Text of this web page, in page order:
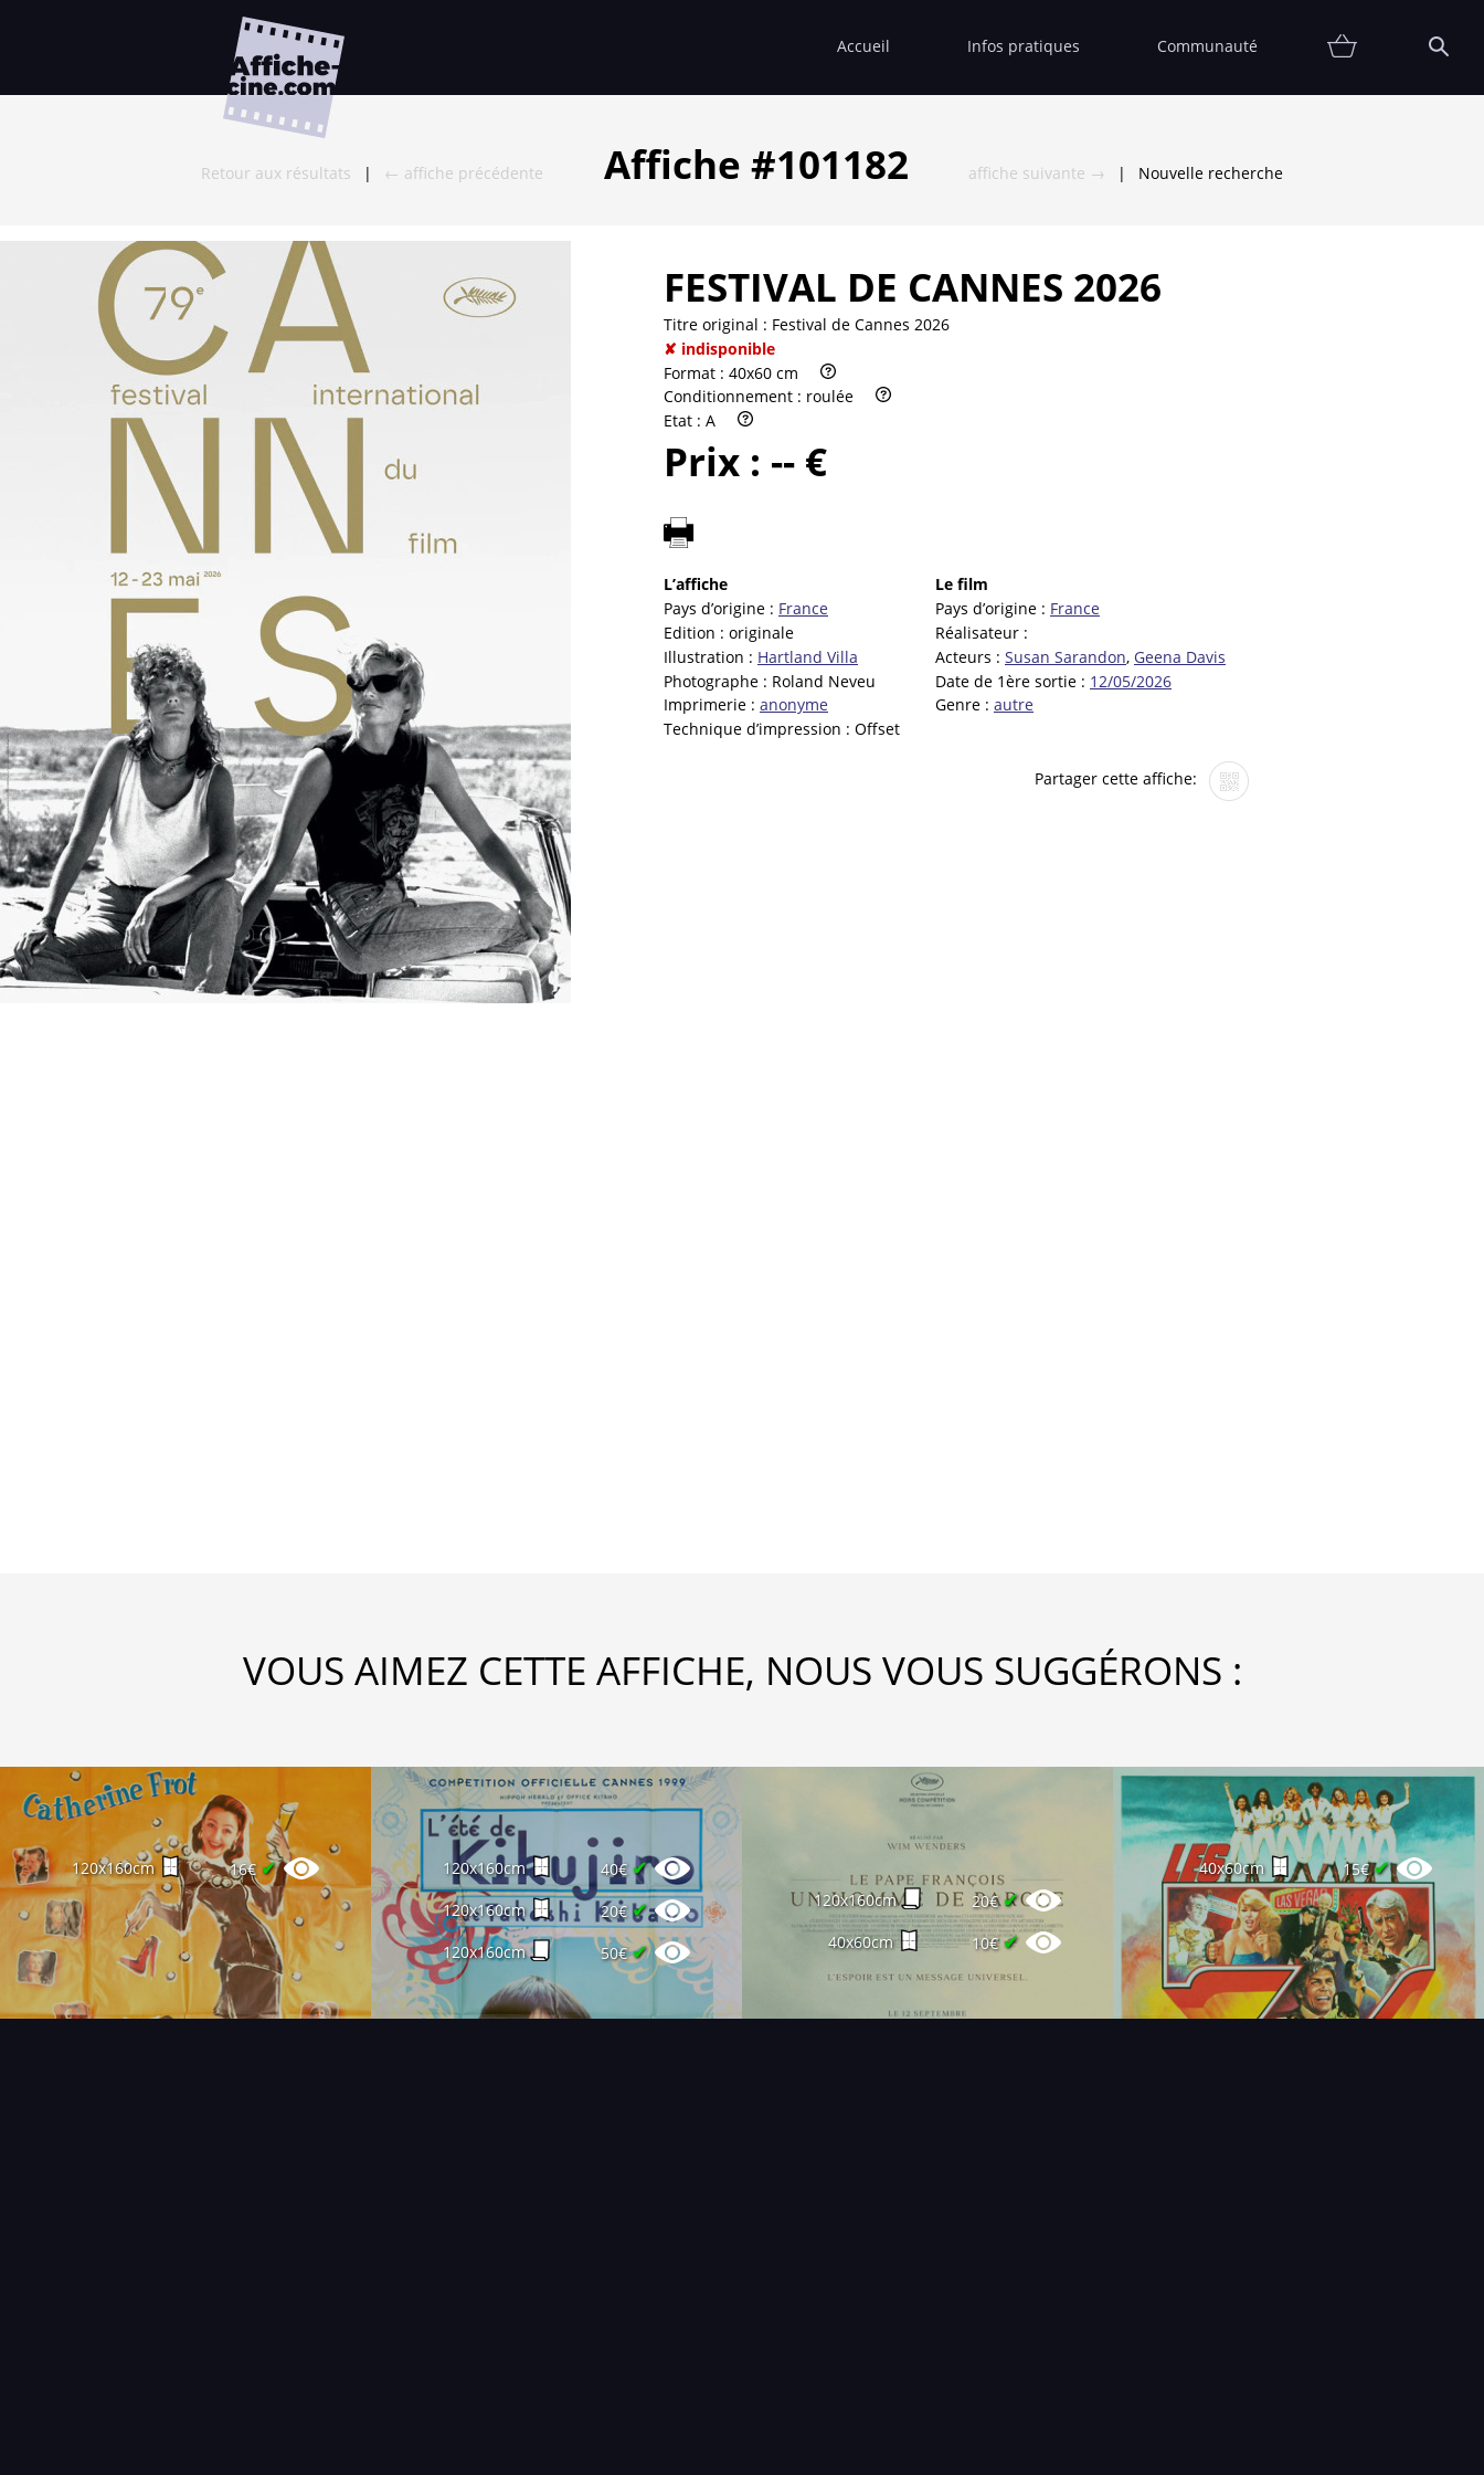
Accueil Infos pratiques
Affiche
Etat
Promotions
Contact
FAQ
Communauté
Collectionneur
Vendu
Thématiques
Partenaires
Vendre
Retour aux résultats | ← affiche précédente Affiche #101182 affiche suivante → | Nouvelle recherche
FESTIVAL DE CANNES 2026
Titre original : Festival de Cannes 2026
✘ indisponible
Format : 40x60 cm
Conditionnement : roulée
Etat : A
Prix : -- €
L’affiche
Pays d’origine : France
Edition : originale
Illustration : Hartland Villa
Photographe : Roland Neveu
Imprimerie : anonyme
Technique d’impression : Offset
Le film
Pays d’origine : France
Réalisateur :
Acteurs : Susan Sarandon, Geena Davis
Date de 1ère sortie : 12/05/2026
Genre : autre
Partager cette affiche:
VOUS AIMEZ CETTE AFFICHE, NOUS VOUS SUGGÉRONS :
120x160cm 16€ ✔ 120x160cm 40€ ✔
120x160cm 20€✔
120x160cm 50€✔
120x160cm 20€✔
40x60cm 10€✔
40x60cm 15€✔